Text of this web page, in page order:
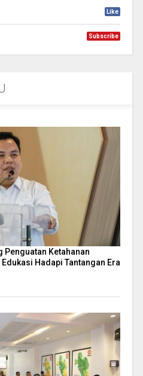
Like
Subscribe
Ketahanan
Hadapi Tantangan Era